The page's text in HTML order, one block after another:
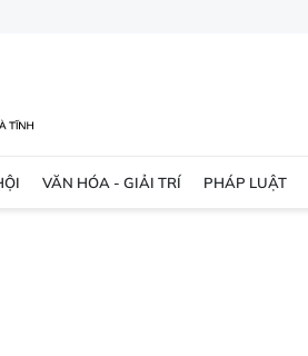
VĂN HÓA - GIẢI TRÍ PHÁP LUẬT